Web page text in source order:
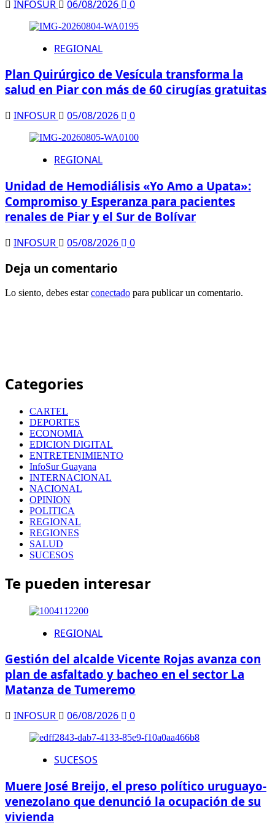
INFOSUR 06/08/2026 0
REGIONAL
Plan Quirúrgico de Vesícula transforma la
salud en Piar con más de 60 cirugías gratuitas
INFOSUR 05/08/2026 0
REGIONAL
Unidad de Hemodiálisis «Yo Amo a Upata»:
Compromiso y Esperanza para pacientes
renales de Piar y el Sur de Bolívar
INFOSUR 05/08/2026 0
Deja un comentario
Lo siento, debes estarconectado para publicar un comentario.
Categories
CARTEL
DEPORTES
ECONOMIA
EDICION DIGITAL
ENTRETENIMIENTO
InfoSur Guayana
INTERNACIONAL
NACIONAL
OPINION
POLITICA
REGIONAL
REGIONES
SALUD
SUCESOS
Te pueden interesar
REGIONAL
Gestión del alcalde Vicente Rojas avanza con
plan de asfaltado y bacheo en el sector La
Matanza de Tumeremo
INFOSUR 06/08/2026 0
SUCESOS
Muere José Breijo, el preso político uruguayo-
venezolano que denunció la ocupación de su
vivienda